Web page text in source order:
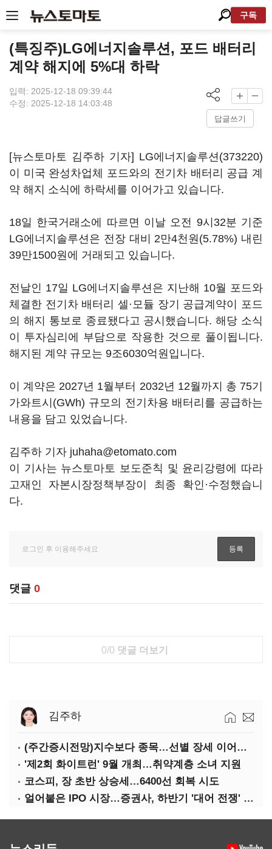
구독
(특징주)LG에너지솔루션, 포드 배터리
계약 해지에 5%대 하락
입력: 2025-12-18 09:39:44
수정: 2025-12-18 14:03:48
답글쓰기
[뉴스토마토 김주하 기자] LG에너지솔루션(373220)
이 미국 완성차업체 포드와의 전기차 배터리 공급 계
약 해지 소식에 하락세를 이어가고 있습니다.
18일 한국거래소에 따르면 이날 오전 9시32분 기준
LG에너지솔루션은 전장 대비 2만4천원(5.78%) 내린
39만1500원에 거래되고 있습니다.
전날인 17일 LG에너지솔루션은 지난해 10월 포드와
체결한 전기차 배터리 셀·모듈 장기 공급계약이 포드
의 해지 통보로 종료됐다고 공시했습니다. 해당 소식
이 투자심리에 부담으로 작용한 것으로 풀이됩니다.
해지된 계약 규모는 9조6030억원입니다.
이 계약은 2027년 1월부터 2032년 12월까지 총 75기
가와트시(GWh) 규모의 전기차용 배터리를 공급하는
내용을 담고 있었습니다.
김주하 기자 juhaha@etomato.com
이 기사는 뉴스토마토 보도준칙 및 윤리강령에 따라
고재인 자본시장정책부장이 최종 확인·수정했습니
다.
댓글 0
0/0 댓글 더보기
김주하
(주간증시전망)지수보다 종목…선별 장세 이어진다
'제2회 화이트런' 9월 개최…취약계층 소녀 지원
코스피, 장 초반 상승세…6400선 회복 시도
얼어붙은 IPO 시장…증권사, 하반기 '대어 전쟁' 기대